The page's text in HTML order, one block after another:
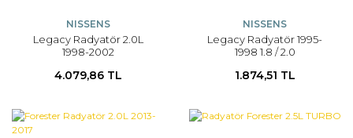
NISSENS
Legacy Radyatör 2.0L
1998-2002
4.079,86 TL
NISSENS
Legacy Radyatör 1995-
1998 1.8 / 2.0
1.874,51 TL